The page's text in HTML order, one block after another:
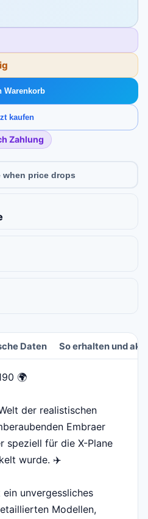
Warenkorb
kaufen
Zahlung
when price drops
Daten So erhalten und
🌍
der realistischen
Embraer
speziell für die X-Plane
wurde. ✈️
unvergessliches
Modellen,